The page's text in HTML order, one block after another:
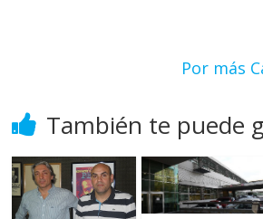
Por más
También te puede